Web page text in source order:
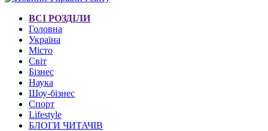
ВСІ РОЗДІЛИ
Головна
Україна
Місто
Світ
Бізнес
Наука
Шоу-бізнес
Спорт
Lifestyle
БЛОГИ ЧИТАЧІВ